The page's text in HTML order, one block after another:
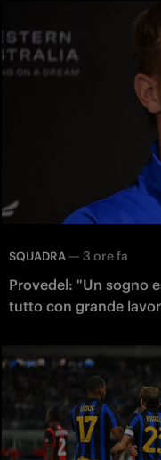
SQUADRA — 3 ore fa
Provedel: "Un sogno
tutto con grande